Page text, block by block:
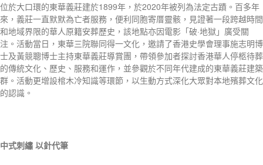
位於大口環的東華義莊建於1899年，於2020年被列為法定古蹟。百多年
來，義莊一直默默為亡者服務，便利同胞寄厝靈骸，見證著一段跨越時間
和地域界限的華人原籍安葬歷史，該地點亦因電影「破·地獄」廣受關
注。活動當日，東華三院聯同得一文化，邀請了香港史學會理事施志明博
士及黃競聰博士主持東華義莊導賞團，帶領參加者探討香港華人停柩待葬
的傳統文化、歷史、服務和運作，並參觀於不同年代建成的東華義莊建築
群。活動更增設棺木冷知識等環節，以生動方式深化大眾對本地殯葬文化
的認識。
中式刺繡 以針代筆